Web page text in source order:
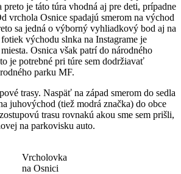
preto je táto túra vhodná aj pre deti, prípadne
vrchola Osnice spadajú smerom na východ
sa jedná o výborný vyhliadkový bod aj na
východu slnka na Instagrame je
Osnica však patrí do národného
je potrebné pri túre sem dodržiavať
parku MF.
trasy. Naspäť na západ smerom do sedla
juhovýchod (tiež modrá značka) do obce
trasu rovnakú akou sme sem prišli,
na parkovisku auto.
Vrcholovka
na Osnici